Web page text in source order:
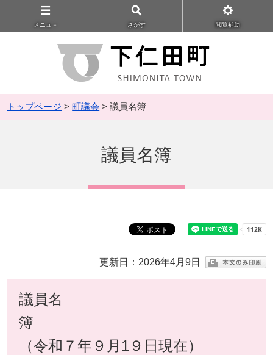
メニュ－ さがす 閲覧補助
トップページ >町議会 > 議員名簿
議員名簿
更新日：2026年4月9日
議員名
（令和７年９月1９日現在）